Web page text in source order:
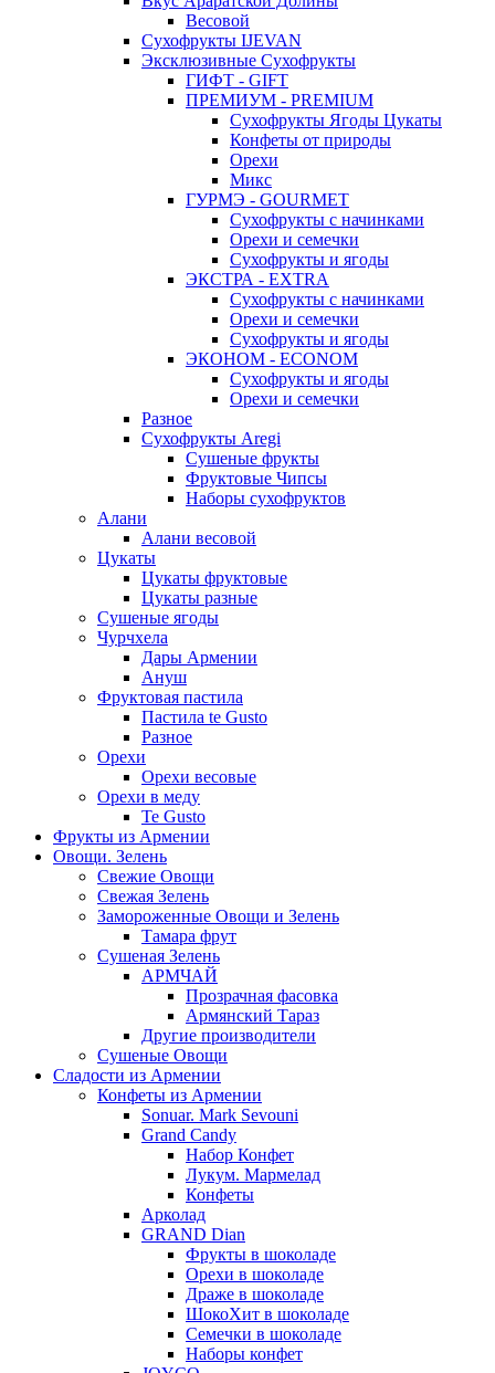
Весовой
Сухофрукты IJEVAN
Эксклюзивные Сухофрукты
ГИФТ - GIFT
ПРЕМИУМ - PREMIUM
Сухофрукты Ягоды Цукаты
Конфеты от природы
Орехи
Микс
ГУРМЭ - GOURMET
Сухофрукты с начинками
Орехи и семечки
Сухофрукты и ягоды
ЭКСТРА - EXTRA
Сухофрукты с начинками
Орехи и семечки
Сухофрукты и ягоды
ЭКОНОМ - ECONOM
Сухофрукты и ягоды
Орехи и семечки
Разное
Сухофрукты Aregi
Сушеные фрукты
Фруктовые Чипсы
Наборы сухофруктов
Алани
Алани весовой
Цукаты
Цукаты фруктовые
Цукаты разные
Сушеные ягоды
Чурчхела
Дары Армении
Ануш
Фруктовая пастила
Пастила te Gusto
Разное
Орехи
Орехи весовые
Орехи в меду
Te Gusto
Фрукты из Армении
Овощи. Зелень
Свежие Овощи
Свежая Зелень
Замороженные Овощи и Зелень
Тамара фрут
Сушеная Зелень
АРМЧАЙ
Прозрачная фасовка
Армянский Тараз
Другие производители
Сушеные Овощи
Сладости из Армении
Конфеты из Армении
Sonuar. Mark Sevouni
Grand Candy
Набор Конфет
Лукум. Мармелад
Конфеты
Арколад
GRAND Dian
Фрукты в шоколаде
Орехи в шоколаде
Драже в шоколаде
ШокоХит в шоколаде
Семечки в шоколаде
Наборы конфет